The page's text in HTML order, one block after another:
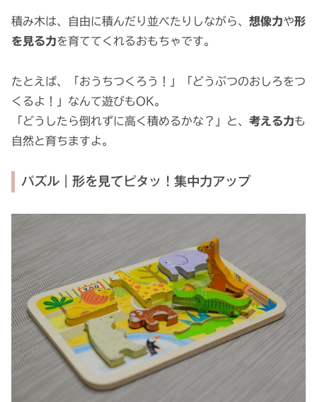
積み木は、自由に積んだり並べたりしながら、 想像力や形
を見る力を育ててくれるおもちゃです。
たとえば、「おうちつくろう！」「どうぶつのおしろをつ
くるよ！」なんて遊びもOK。
「どうしたら倒れずに高く積めるかな？」と、 考える力も
自然と育ちますよ。
パズル｜形を見てピタッ！集中力アップ